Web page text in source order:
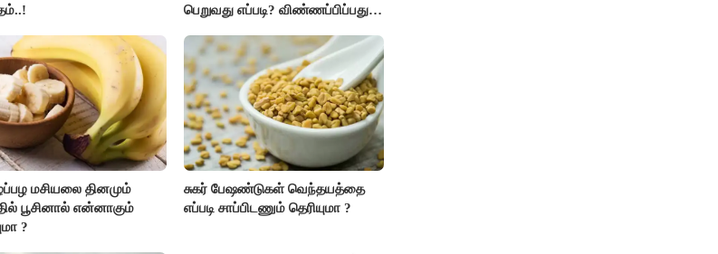
பெறுவது எப்படி? விண்ணப்பிப்பது
மசியலை தினமும்
பூசினால் என்னாகும்
?
சுகர் பேஷண்டுகள் வெந்தயத்தை
எப்படி சாப்பிடணும் தெரியுமா ?